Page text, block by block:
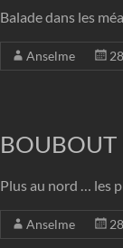
Balade dans les
Anselme
Plus au nord … les
Anselme